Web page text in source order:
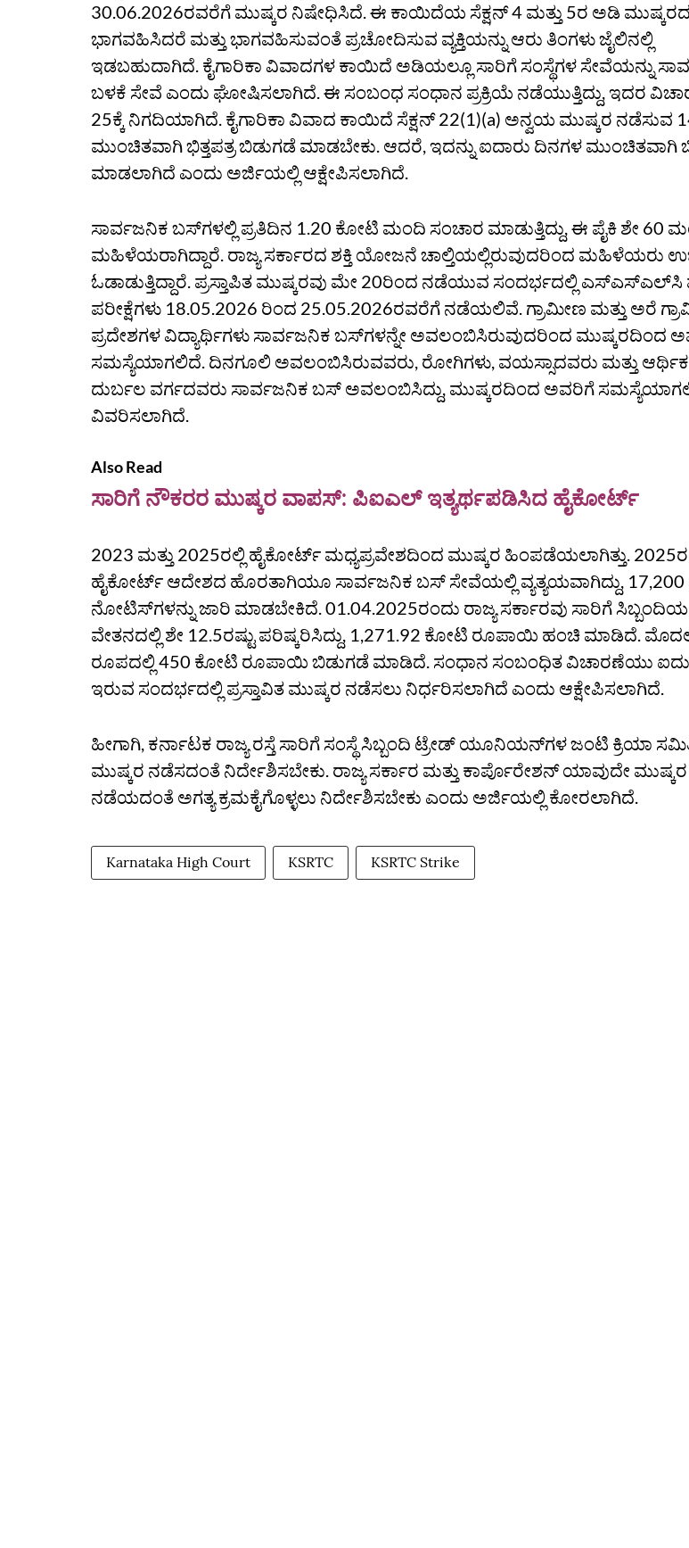
30.06.2026ರವರೆಗೆ ಮುಷ್ಕರ ನಿಷೇಧಿಸಿದೆ. ಈ ಕಾಯಿದೆಯ ಸೆಕ್ಷನ್‌ 4 ಮತ್ತು 5ರ ಅಡಿ
ಭಾಗವಹಿಸಿದರೆ ಮತ್ತು ಭಾಗವಹಿಸುವಂತೆ ಪ್ರಚೋದಿಸುವ ವ್ಯಕ್ತಿಯನ್ನು ಆರು ತಿಂಗಳು ಜೈಲಿನಲ್ಲಿ
ಇಡಬಹುದಾಗಿದೆ. ಕೈಗಾರಿಕಾ ವಿವಾದಗಳ ಕಾಯಿದೆ ಅಡಿಯಲ್ಲೂ ಸಾರಿಗೆ ಸಂಸ್ಥೆಗಳ ಸೇವೆಯನ್ನು
ಬಳಕೆ ಸೇವೆ ಎಂದು ಘೋಷಿಸಲಾಗಿದೆ. ಈ ಸಂಬಂಧ ಸಂಧಾನ ಪ್ರಕ್ರಿಯೆ ನಡೆಯುತ್ತಿದ್ದು, ಇದರ
25ಕ್ಕೆ ನಿಗದಿಯಾಗಿದೆ. ಕೈಗಾರಿಕಾ ವಿವಾದ ಕಾಯಿದೆ ಸೆಕ್ಷನ್‌ 22(1)(a) ಅನ್ವಯ ಮುಷ್ಕರ ನಡೆಸುವ
ಮುಂಚಿತವಾಗಿ ಭಿತ್ತಪತ್ರ ಬಿಡುಗಡೆ ಮಾಡಬೇಕು. ಆದರೆ, ಇದನ್ನು ಐದಾರು ದಿನಗಳ ಮುಂಚಿತವಾಗಿ
ಮಾಡಲಾಗಿದೆ ಎಂದು ಅರ್ಜಿಯಲ್ಲಿ ಆಕ್ಷೇಪಿಸಲಾಗಿದೆ.
ಸಾರ್ವಜನಿಕ ಬಸ್‌ಗಳಲ್ಲಿ ಪ್ರತಿದಿನ 1.20 ಕೋಟಿ ಮಂದಿ ಸಂಚಾರ ಮಾಡುತ್ತಿದ್ದು, ಈ ಪೈಕಿ ಶೇ 60
ಮಹಿಳೆಯರಾಗಿದ್ದಾರೆ. ರಾಜ್ಯ ಸರ್ಕಾರದ ಶಕ್ತಿ ಯೋಜನೆ ಚಾಲ್ತಿಯಲ್ಲಿರುವುದರಿಂದ ಮಹಿಳೆಯರು
ಓಡಾಡುತ್ತಿದ್ದಾರೆ. ಪ್ರಸ್ತಾಪಿತ ಮುಷ್ಕರವು ಮೇ 20ರಿಂದ ನಡೆಯುವ ಸಂದರ್ಭದಲ್ಲಿ ಎಸ್‌ಎಸ್‌ಎಲ್‌ಸಿ
ಪರೀಕ್ಷೆಗಳು 18.05.2026 ರಿಂದ 25.05.2026ರವರೆಗೆ ನಡೆಯಲಿವೆ. ಗ್ರಾಮೀಣ ಮತ್ತು ಅರೆ
ಪ್ರದೇಶಗಳ ವಿದ್ಯಾರ್ಥಿಗಳು ಸಾರ್ವಜನಿಕ ಬಸ್‌ಗಳನ್ನೇ ಅವಲಂಬಿಸಿರುವುದರಿಂದ ಮುಷ್ಕರದಿಂದ
ಸಮಸ್ಯೆಯಾಗಲಿದೆ. ದಿನಗೂಲಿ ಅವಲಂಬಿಸಿರುವವರು, ರೋಗಿಗಳು, ವಯಸ್ಸಾದವರು ಮತ್ತು
ದುರ್ಬಲ ವರ್ಗದವರು ಸಾರ್ವಜನಿಕ ಬಸ್‌ ಅವಲಂಬಿಸಿದ್ದು, ಮುಷ್ಕರದಿಂದ ಅವರಿಗೆ
ವಿವರಿಸಲಾಗಿದೆ.
Also Read
ಸಾರಿಗೆ ನೌಕರರ ಮುಷ್ಕರ ವಾಪಸ್: ಪಿಐಎಲ್ ಇತ್ಯರ್ಥಪಡಿಸಿದ ಹೈಕೋರ್ಟ್
2023 ಮತ್ತು 2025ರಲ್ಲಿ ಹೈಕೋರ್ಟ್‌ ಮಧ್ಯಪ್ರವೇಶದಿಂದ ಮುಷ್ಕರ ಹಿಂಪಡೆಯಲಾಗಿತ್ತು.
ಹೈಕೋರ್ಟ್‌ ಆದೇಶದ ಹೊರತಾಗಿಯೂ ಸಾರ್ವಜನಿಕ ಬಸ್‌ ಸೇವೆಯಲ್ಲಿ ವ್ಯತ್ಯಯವಾಗಿದ್ದು,
ನೋಟಿಸ್‌ಗಳನ್ನು ಜಾರಿ ಮಾಡಬೇಕಿದೆ. 01.04.2025ರಂದು ರಾಜ್ಯ ಸರ್ಕಾರವು ಸಾರಿಗೆ ಸಿಬ್ಬಂದಿಯ
ವೇತನದಲ್ಲಿ ಶೇ 12.5ರಷ್ಟು ಪರಿಷ್ಕರಿಸಿದ್ದು, 1,271.92 ಕೋಟಿ ರೂಪಾಯಿ ಹಂಚಿ ಮಾಡಿದೆ.
ರೂಪದಲ್ಲಿ 450 ಕೋಟಿ ರೂಪಾಯಿ ಬಿಡುಗಡೆ ಮಾಡಿದೆ. ಸಂಧಾನ ಸಂಬಂಧಿತ ವಿಚಾರಣೆಯು
ಇರುವ ಸಂದರ್ಭದಲ್ಲಿ ಪ್ರಸ್ತಾವಿತ ಮುಷ್ಕರ ನಡೆಸಲು ನಿರ್ಧರಿಸಲಾಗಿದೆ ಎಂದು ಆಕ್ಷೇಪಿಸಲಾಗಿದೆ.
ಹೀಗಾಗಿ, ಕರ್ನಾಟಕ ರಾಜ್ಯ ರಸ್ತೆ ಸಾರಿಗೆ ಸಂಸ್ಥೆ ಸಿಬ್ಬಂದಿ ಟ್ರೇಡ್‌ ಯೂನಿಯನ್‌ಗಳ ಜಂಟಿ ಕ್ರಿಯಾ
ಮುಷ್ಕರ ನಡೆಸದಂತೆ ನಿರ್ದೇಶಿಸಬೇಕು. ರಾಜ್ಯ ಸರ್ಕಾರ ಮತ್ತು ಕಾರ್ಪೊರೇಶನ್‌ ಯಾವುದೇ ಮುಷ್ಕರ
ನಡೆಯದಂತೆ ಅಗತ್ಯ ಕ್ರಮಕೈಗೊಳ್ಳಲು ನಿರ್ದೇಶಿಸಬೇಕು ಎಂದು ಅರ್ಜಿಯಲ್ಲಿ ಕೋರಲಾಗಿದೆ.
Karnataka High Court KSRTC KSRTC Strike